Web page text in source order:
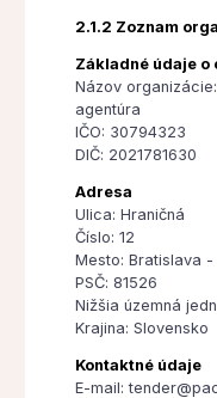
2.1.2 Zoznam
Základné údaje o
Názov
agentúra
IČO: 30794323
DIČ: 2021781630
Adresa
Ulica: Hraničná
Číslo: 12
Mesto: Bratislava
PSČ: 81526
Nižšia územná
Krajina: Slovensko
Kontaktné údaje
E-mail: